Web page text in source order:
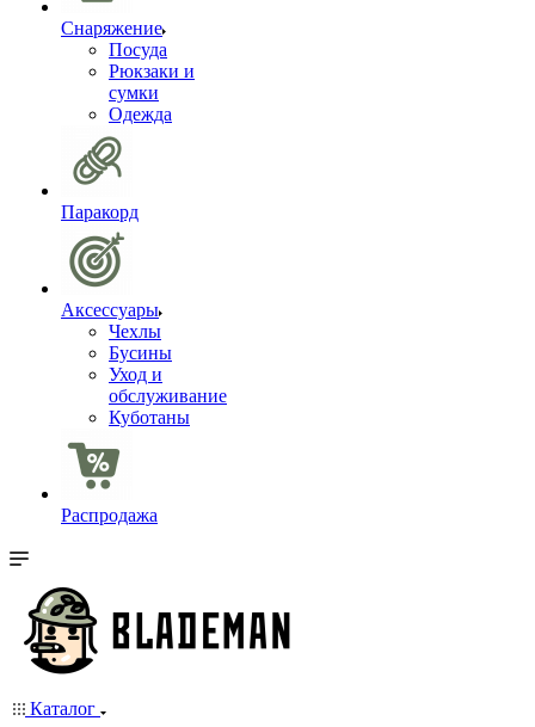
Снаряжение
Посуда
Рюкзаки и
сумки
Одежда
Паракорд
Аксессуары
Чехлы
Бусины
Уход и
обслуживание
Куботаны
Распродажа
Каталог